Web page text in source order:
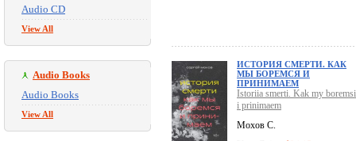
Audio CD
View All
Audio Books
Audio Books
View All
ИСТОРИЯ СМЕРТИ. КАК
МЫ БОРЕМСЯ И
ПРИНИМАЕМ
Istoriia smerti. Kak my
i prinimaem
Мохов С.